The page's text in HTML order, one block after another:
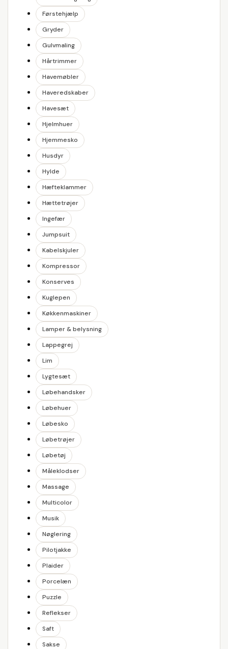
Førstehjælp
Gryder
Gulvmaling
Hårtrimmer
Havemøbler
Haveredskaber
Havesæt
Hjelmhuer
Hjemmesko
Husdyr
Hylde
Hæfteklammer
Hættetrøjer
Ingefær
Jumpsuit
Kabelskjuler
Kompressor
Konserves
Kuglepen
Køkkenmaskiner
Lamper & belysning
Lappegrej
Lim
Lygtesæt
Løbehandsker
Løbehuer
Løbesko
Løbetrøjer
Løbetøj
Måleklodser
Massage
Multicolor
Musik
Nøglering
Pilotjakke
Plaider
Porcelæn
Puzzle
Reflekser
Saft
Sakse